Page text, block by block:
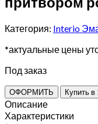
Категория: Interio
*актуальные цены
Под заказ
ОФОРМИТЬ Купить в
Описание
Характеристики